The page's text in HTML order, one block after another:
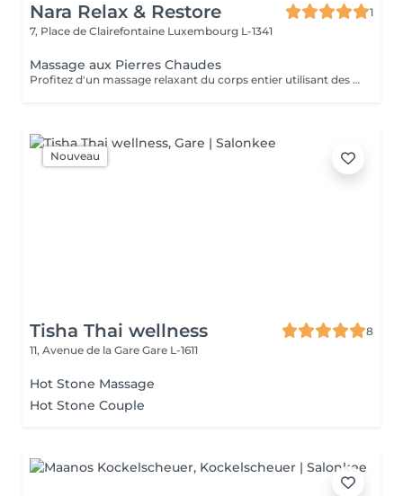
Nara Relax & Restore
1
7, Place de Clairefontaine Luxembourg L-1341
Massage aux Pierres Chaudes
Profitez d'un massage relaxant du corps entier utilisant des pierres volcaniques chauffées et des huiles naturelles chaudes. La chaleur douce aide à détendre les muscles, stimuler la circulation, réduire le stress et procurer une profonde sensation de bien-être et de sérénité.
Nouveau
Tisha Thai wellness
8
11, Avenue de la Gare Gare L-1611
Hot Stone Massage
Hot Stone Couple